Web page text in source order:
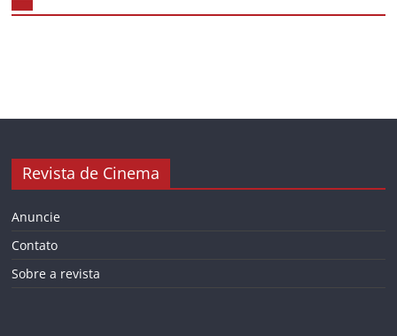
Revista de Cinema
Anuncie
Contato
Sobre a revista